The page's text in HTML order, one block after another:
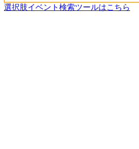
選択肢イベント検索ツールはこちら